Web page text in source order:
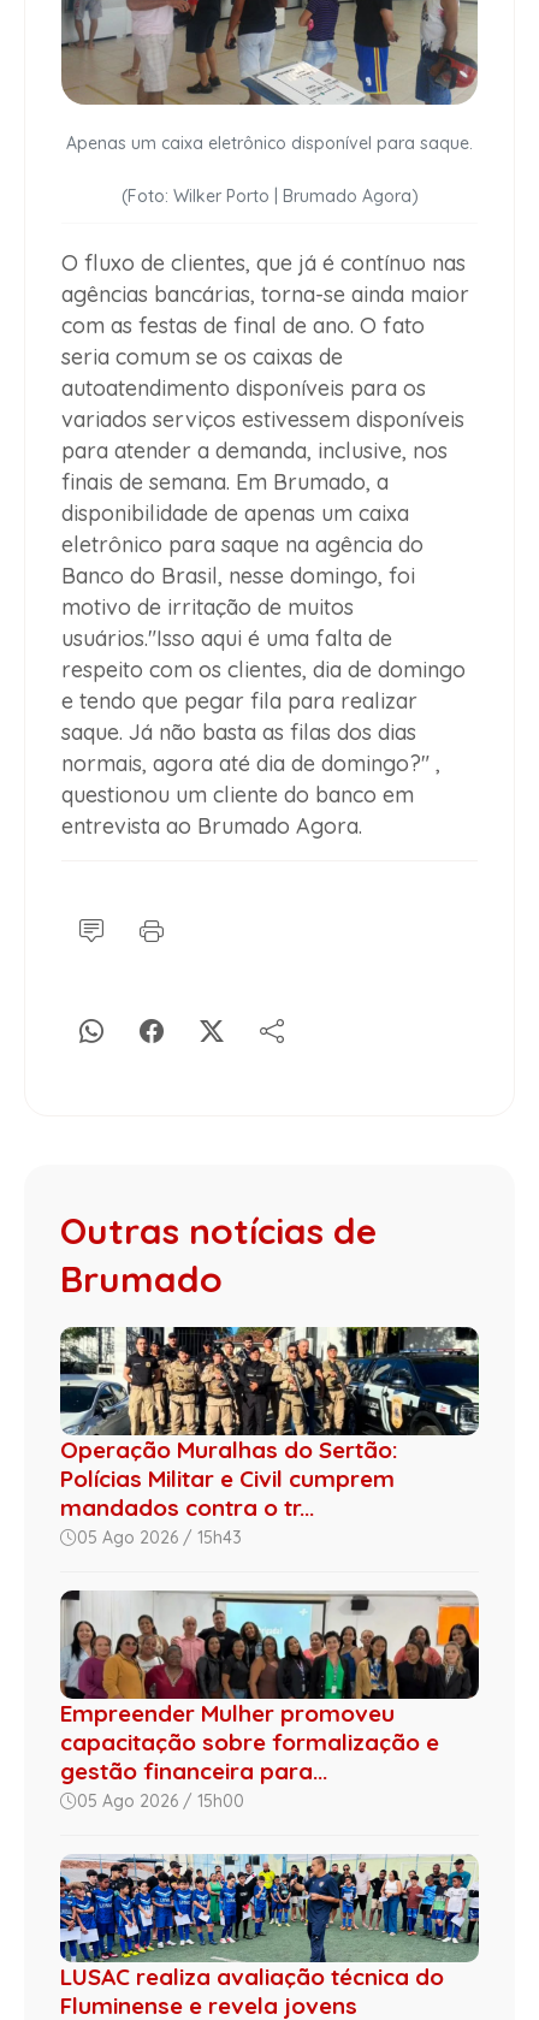
Apenas um caixa eletrônico disponível para saque.
(Foto: Wilker Porto | Brumado Agora)
O fluxo de clientes, que já é contínuo nas
agências bancárias, torna-se ainda maior
com as festas de final de ano. O fato
seria comum se os caixas de
autoatendimento disponíveis para os
variados serviços estivessem disponíveis
para atender a demanda, inclusive, nos
finais de semana. Em Brumado, a
disponibilidade de apenas um caixa
eletrônico para saque na agência do
Banco do Brasil, nesse domingo, foi
motivo de irritação de muitos
usuários."Isso aqui é uma falta de
respeito com os clientes, dia de domingo
e tendo que pegar fila para realizar
saque. Já não basta as filas dos dias
normais, agora até dia de domingo?" ,
questionou um cliente do banco em
entrevista ao Brumado Agora.
Outras notícias de
Brumado
Operação Muralhas do Sertão:
Polícias Militar e Civil cumprem
mandados contra o tr...
05 Ago 2026 / 15h43
Empreender Mulher promoveu
capacitação sobre formalização e
gestão financeira para...
05 Ago 2026 / 15h00
LUSAC realiza avaliação técnica do
Fluminense e revela jovens